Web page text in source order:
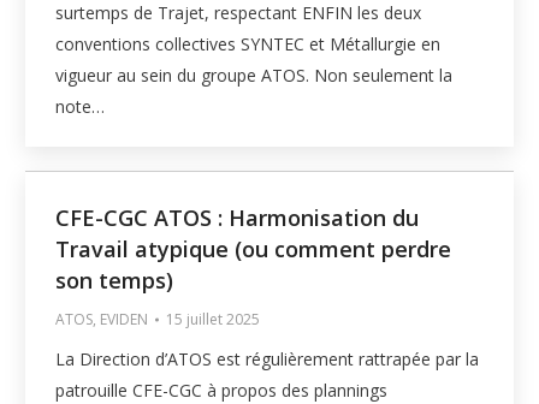
surtemps de Trajet, respectant ENFIN les deux
conventions collectives SYNTEC et Métallurgie en
vigueur au sein du groupe ATOS. Non seulement la
note…
CFE-CGC ATOS : Harmonisation du
Travail atypique (ou comment perdre
son temps)
ATOS, EVIDEN 15 juillet 2025
La Direction d’ATOS est régulièrement rattrapée par la
patrouille CFE-CGC à propos des plannings